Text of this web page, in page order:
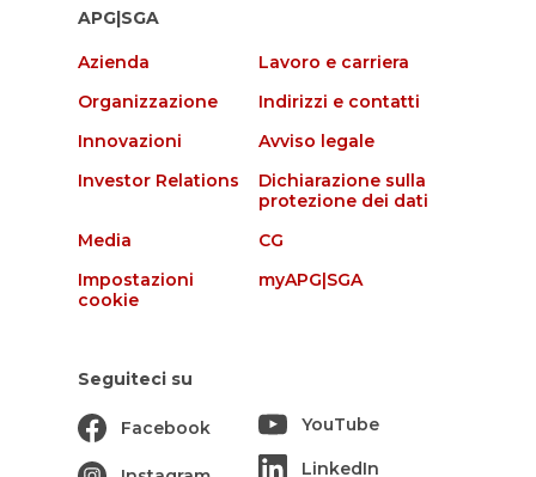
APG|SGA
Azienda
Lavoro e carriera
Organizzazione
Indirizzi e contatti
Innovazioni
Avviso legale
Investor Relations
Dichiarazione sulla
protezione dei dati
Media
CG
Impostazioni
cookie
myAPG|SGA
Seguiteci su
Facebook YouTube
LinkedIn